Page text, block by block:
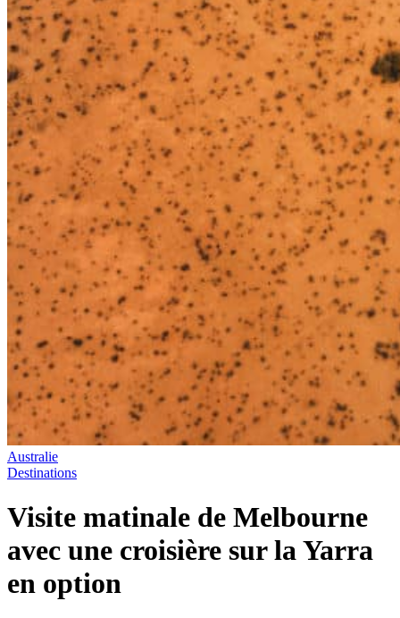
Australie
Destinations
Visite matinale de Melbourne
avec une croisière sur la Yarra
en option